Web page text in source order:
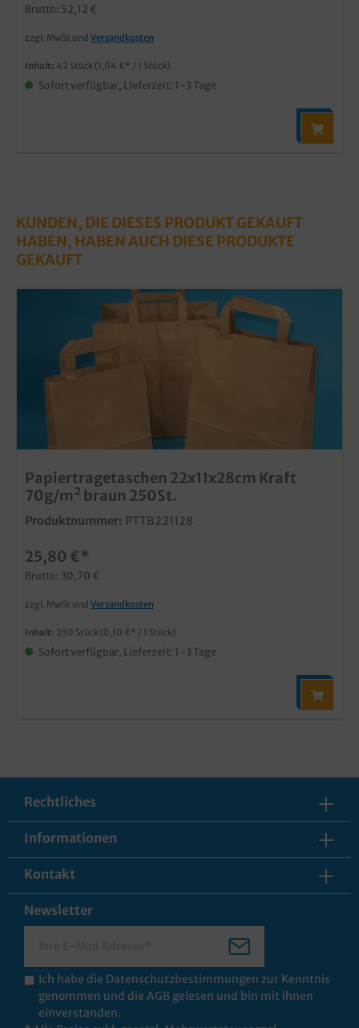
Brutto: 52,12 €
zzgl. MwSt und Versandkosten
Inhalt: 42 Stück (1,04 €* / 1 Stück)
Sofort verfügbar, Lieferzeit: 1-3 Tage
KUNDEN, DIE DIESES PRODUKT GEKAUFT
HABEN, HABEN AUCH DIESE PRODUKTE
GEKAUFT
Papiertragetaschen 22x11x28cm Kraft
70g/m² braun 250St.
Produktnummer: PTTB221128
25,80 €*
Brutto: 30,70 €
zzgl. MwSt und Versandkosten
Inhalt: 250 Stück (0,10 €* / 1 Stück)
Sofort verfügbar, Lieferzeit: 1-3 Tage
Rechtliches
Informationen
Kontakt
Newsletter
Ich habe die Datenschutzbestimmungen zur Kenntnis
genommen und die AGB gelesen und bin mit ihnen
einverstanden.